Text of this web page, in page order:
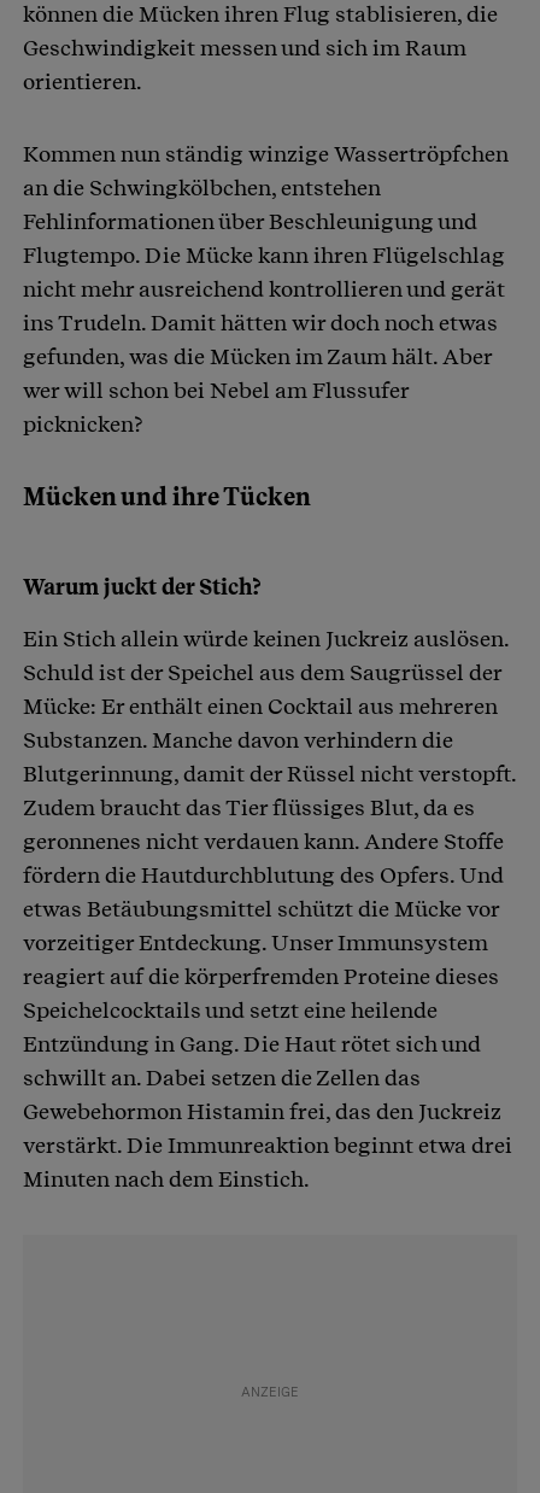
können die Mücken ihren Flug stablisieren, die
Geschwindigkeit messen und sich im Raum
orientieren.
Kommen nun ständig winzige Wassertröpfchen
an die Schwingkölbchen, entstehen
Fehlinformationen über Beschleunigung und
Flugtempo. Die Mücke kann ihren Flügelschlag
nicht mehr ausreichend kontrollieren und gerät
ins Trudeln. Damit hätten wir doch noch etwas
gefunden, was die Mücken im Zaum hält. Aber
wer will schon bei Nebel am Flussufer
picknicken?
Mücken und ihre Tücken
Warum juckt der Stich?
Ein Stich allein würde keinen Juckreiz auslösen.
Schuld ist der Speichel aus dem Saugrüssel der
Mücke: Er enthält einen Cocktail aus mehreren
Substanzen. Manche davon verhindern die
Blutgerinnung, damit der Rüssel nicht verstopft.
Zudem braucht das Tier flüssiges Blut, da es
geronnenes nicht verdauen kann. Andere Stoffe
fördern die Hautdurchblutung des Opfers. Und
etwas Betäubungsmittel schützt die Mücke vor
vorzeitiger Entdeckung. Unser Immunsystem
reagiert auf die körperfremden Proteine dieses
Speichelcocktails und setzt eine heilende
Entzündung in Gang. Die Haut rötet sich und
schwillt an. Dabei setzen die Zellen das
Gewebehormon Histamin frei, das den Juckreiz
verstärkt. Die Immunreaktion beginnt etwa drei
Minuten nach dem Einstich.